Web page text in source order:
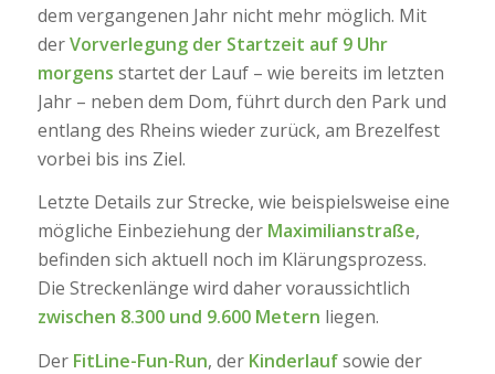
dem vergangenen Jahr nicht mehr möglich. Mit
derVorverlegung der Startzeit auf 9 Uhr
morgens startet der Lauf – wie bereits im letzten
Jahr – neben dem Dom, führt durch den Park und
entlang des Rheins wieder zurück, am Brezelfest
vorbei bis ins Ziel.
Letzte Details zur Strecke, wie beispielsweise eine
mögliche Einbeziehung der Maximilianstraße,
befinden sich aktuell noch im Klärungsprozess.
Die Streckenlänge wird daher voraussichtlich
zwischen 8.300 und 9.600 Metern liegen.
Der FitLine-Fun-Run, der Kinderlaufsowie der